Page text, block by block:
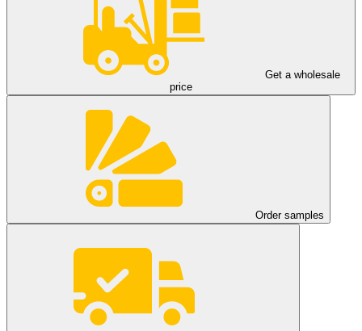
Get a wholesale
price
Order samples